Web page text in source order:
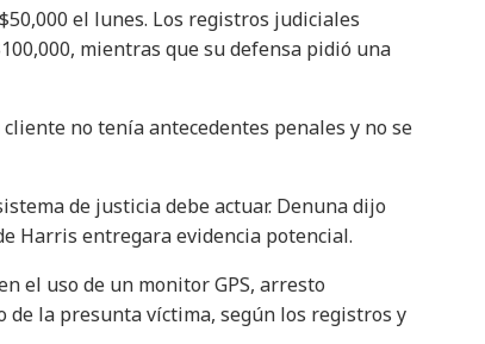
el lunes. Los registros judiciales
mientras que su defensa pidió una
no tenía antecedentes penales y no se
de justicia debe actuar. Denuna dijo
Harris entregara evidencia potencial.
el uso de un monitor GPS, arresto
la presunta víctima, según los registros y